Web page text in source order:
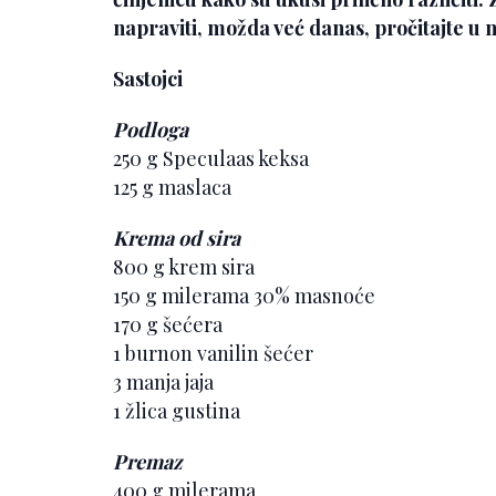
napraviti, možda već danas, pročitajte u
Sastojci
Podloga
250 g Speculaas keksa
125 g maslaca
Krema od sira
800 g krem sira
150 g milerama 30% masnoće
170 g šećera
1 burnon vanilin šećer
3 manja jaja
1 žlica gustina
Premaz
400 g milerama